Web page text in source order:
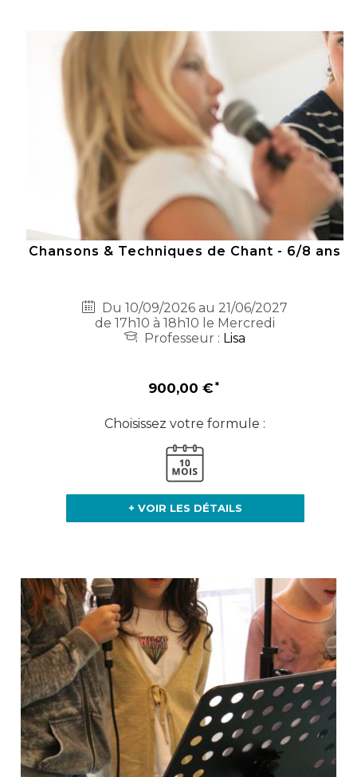
Chansons & Techniques de Chant - 6/8 ans
Du 10/09/2026 au 21/06/2027
de 17h10 à 18h10 le Mercredi
Professeur : Lisa
900,00 €
Choisissez votre formule :
+ VOIR LES DÉTAILS